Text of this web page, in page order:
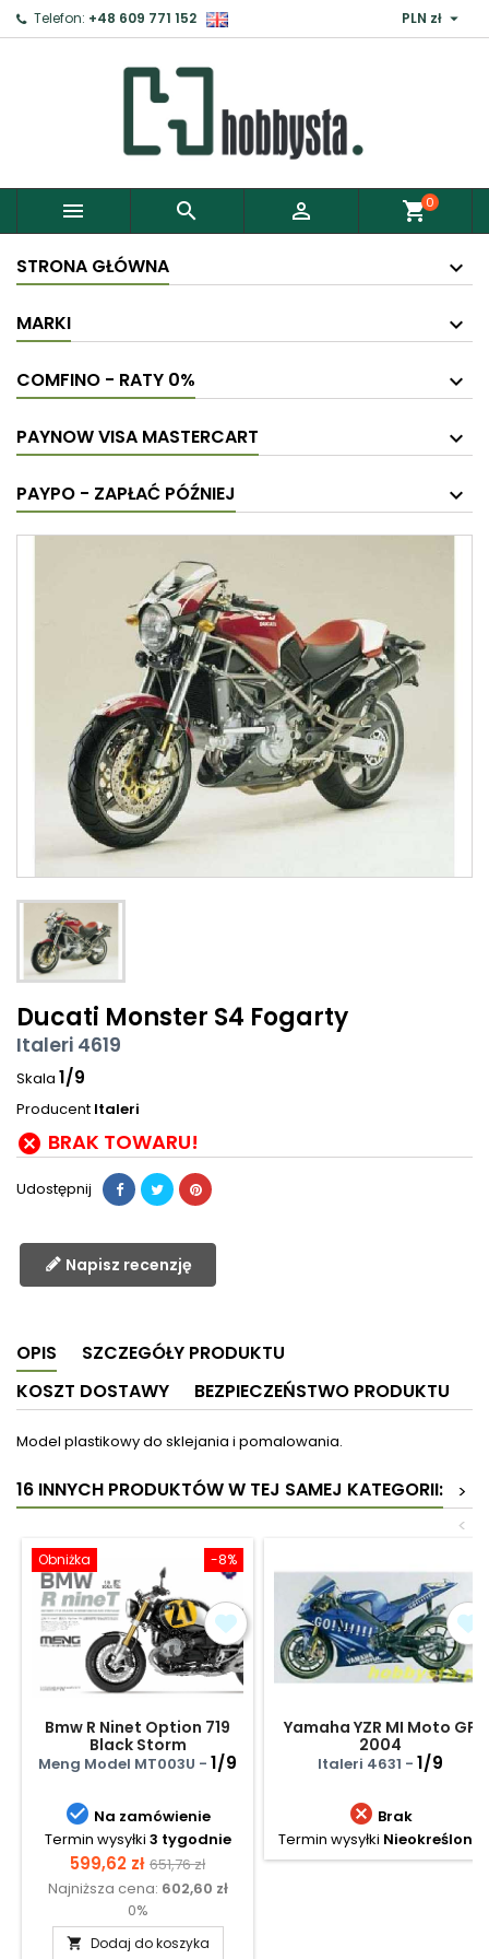
Telefon: +48 609 771 152 PLN zł 
   shopping_cart0
STRONA GŁÓWNA
MARKI
COMFINO - RATY 0%
PAYNOW VISA MASTERCART
PAYPO - ZAPŁAĆ PÓŹNIEJ
Ducati Monster S4 Fogarty
Italeri 4619
Skala 1/9
Producent Italeri
 BRAK TOWARU!
Udostępnij
Napisz recenzję
OPIS
SZCZEGÓŁY PRODUKTU
KOSZT DOSTAWY
BEZPIECZEŃSTWO PRODUKTU
Model plastikowy do sklejania i pomalowania.
16 INNYCH PRODUKTÓW W TEJ SAMEJ KATEGORII:
>
<
-8%
Obniżka
Bmw R Ninet Option 719
Black Storm
Metallic/Vintage
Meng Model MT003U - 1/9
 Na zamówienie
Termin wysyłki 3 tygodnie
Cena
599,62 zł Cena
podstawowa
651,76 zł
Najniższa cena: 602,60 zł
0%
 Dodaj do koszyka
Yamaha YZR MI Moto GP
2004
Italeri 4631 - 1/9
 Brak
Termin wysyłki Nieokreślony